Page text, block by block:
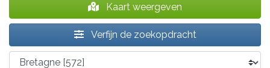
Kaart weergeven
Verfijn de zoekopdracht